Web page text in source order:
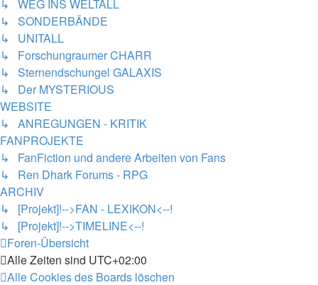
↳ WEG INS WELTALL
↳ SONDERBÄNDE
↳ UNITALL
↳ Forschungraumer CHARR
↳ Sternendschungel GALAXIS
↳ Der MYSTERIOUS
WEBSITE
↳ ANREGUNGEN - KRITIK
FANPROJEKTE
↳ FanFiction und andere Arbeiten von Fans
↳ Ren Dhark Forums - RPG
ARCHIV
↳ [Projekt]!-->FAN - LEXIKON<--!
↳ [Projekt]!-->TIMELINE<--!
Foren-Übersicht
Alle Zeiten sind UTC+02:00
Alle Cookies des Boards löschen